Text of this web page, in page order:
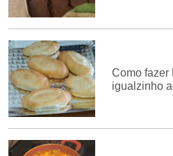
Como fazer
igualzinho